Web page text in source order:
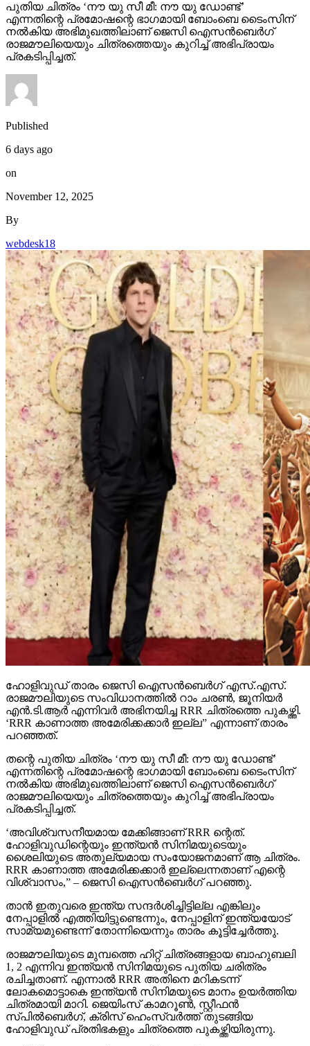
പുതിയ ചിത്രം ‘നൗ യു സീ മീ: നൗ യു ഡോണ്ട്’
എന്നതിന്റെ പ്രമോഷന്റെ ഭാഗമായി ബോംബെ ടൈംസിന്
നല്‍കിയ അഭിമുഖത്തിലാണ് ജെസി ഐസന്‍ബെര്‍ഗ്
രാജമൗലിയെയും ചിത്രത്തെയും കുറിച്ച് അഭിപ്രായം
പ്രകടിപ്പിച്ചത്.
Published
6 days ago
on
November 12, 2025
By
webdesk18
ഹോളിവുഡ് താരം ജെസി ഐസന്‍ബെര്‍ഗ് എസ്.എസ്.
രാജമൗലിയുടെ സംവിധാനത്തില്‍ റാം ചരണ്‍, ജൂനിയര്‍
എന്‍.ടി.ആര്‍ എന്നിവര്‍ അഭിനയിച്ച RRR ചിത്രത്തെ പുകഴ്ത്തി.
‘RRR കാണാത്ത അമേരിക്കക്കാര്‍ ഇല്ല” എന്നാണ് താരം
പറഞ്ഞത്.
തന്റെ പുതിയ ചിത്രം ‘നൗ യു സീ മീ: നൗ യു ഡോണ്ട്’
എന്നതിന്റെ പ്രമോഷന്റെ ഭാഗമായി ബോംബെ ടൈംസിന്
നല്‍കിയ അഭിമുഖത്തിലാണ് ജെസി ഐസന്‍ബെര്‍ഗ്
രാജമൗലിയെയും ചിത്രത്തെയും കുറിച്ച് അഭിപ്രായം
പ്രകടിപ്പിച്ചത്.
‘അവിശ്വസനീയമായ മേക്കിങ്ങാണ് RRR ന്റെത്.
ഹോളിവുഡിന്റെയും ഇന്ത്യന്‍ സിനിമയുടെയും
ശൈലിയുടെ അതുല്യമായ സംയോജനമാണ് ആ ചിത്രം.
RRR കാണാത്ത അമേരിക്കക്കാര്‍ ഇല്ലെന്നതാണ് എന്റെ
വിശ്വാസം,” – ജെസി ഐസന്‍ബെര്‍ഗ് പറഞ്ഞു.
താന്‍ ഇതുവരെ ഇന്ത്യ സന്ദര്‍ശിച്ചിട്ടില്ല എങ്കിലും
നേപ്പാളില്‍ എത്തിയിട്ടുണ്ടെന്നും, നേപ്പാളിന് ഇന്ത്യയോട്
സാമ്യമുണ്ടെന്ന് തോന്നിയെന്നും താരം കൂട്ടിച്ചേര്‍ത്തു.
രാജമൗലിയുടെ മുമ്പത്തെ ഹിറ്റ് ചിത്രങ്ങളായ ബാഹുബലി
1, 2 എന്നിവ ഇന്ത്യന്‍ സിനിമയുടെ പുതിയ ചരിത്രം
രചിച്ചതാണ്. എന്നാല്‍ RRR അതിനെ മറികടന്ന്
ലോകമൊട്ടാകെ ഇന്ത്യന്‍ സിനിമയുടെ മാനം ഉയര്‍ത്തിയ
ചിത്രമായി മാറി. ജെയിംസ് കാമറൂണ്‍, സ്റ്റീഫന്‍
സ്പില്‍ബെര്‍ഗ്, ക്രിസ് ഹെംസ്വര്‍ത്ത് തുടങ്ങിയ
ഹോളിവുഡ് പ്രതിഭകളും ചിത്രത്തെ പുകഴ്ത്തിയിരുന്നു.